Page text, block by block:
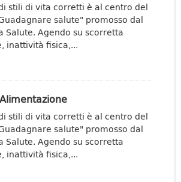
stili di vita corretti è al centro del
salute" promosso dal
Salute. Agendo su scorretta
inattività fisica,...
stili di vita corretti è al centro del
salute" promosso dal
Salute. Agendo su scorretta
inattività fisica,...